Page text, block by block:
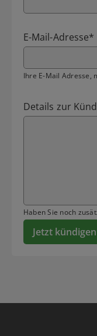
E-Mail-Adresse*
Ihre E-Mail Adresse,
Details zur
Haben Sie noch
Jetzt kündigen